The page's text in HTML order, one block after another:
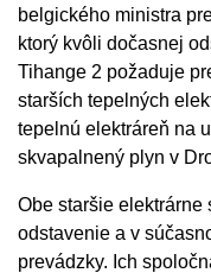
belgického ministra
ktorý kvôli dočasnej
Tihange 2 požaduje
starších tepelných
tepelnú elektráreň na
skvapalnený plyn v
Obe staršie
odstavenie a v
prevádzky. Ich